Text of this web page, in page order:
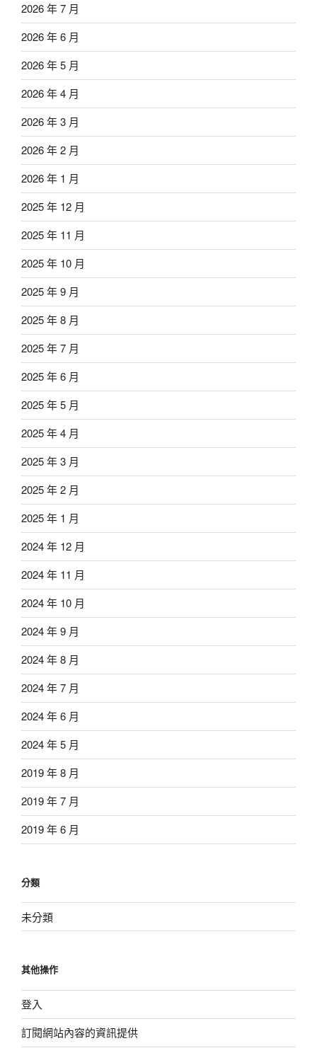
2026 年 7 月
2026 年 6 月
2026 年 5 月
2026 年 4 月
2026 年 3 月
2026 年 2 月
2026 年 1 月
2025 年 12 月
2025 年 11 月
2025 年 10 月
2025 年 9 月
2025 年 8 月
2025 年 7 月
2025 年 6 月
2025 年 5 月
2025 年 4 月
2025 年 3 月
2025 年 2 月
2025 年 1 月
2024 年 12 月
2024 年 11 月
2024 年 10 月
2024 年 9 月
2024 年 8 月
2024 年 7 月
2024 年 6 月
2024 年 5 月
2019 年 8 月
2019 年 7 月
2019 年 6 月
分類
未分類
其他操作
登入
訂閱網站內容的資訊提供